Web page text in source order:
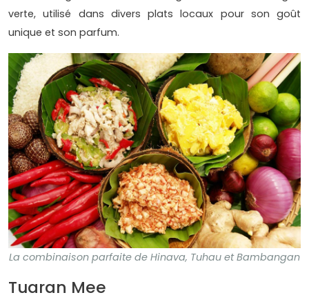
verte, utilisé dans divers plats locaux pour son goût
unique et son parfum.
La combinaison parfaite de Hinava, Tuhau et Bambangan
Tuaran Mee